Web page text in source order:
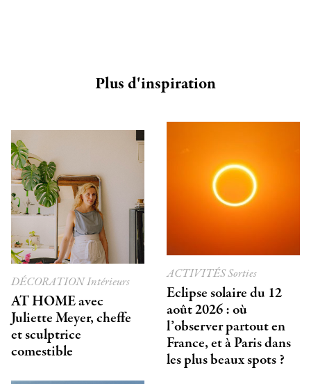
Plus d'inspiration
DÉCORATIONIntérieurs
AT HOME avec
Juliette Meyer, cheffe
et sculptrice
comestible
ACTIVITÉSSorties
Eclipse solaire du 12
août 2026 : où
l’observer partout en
France, et à Paris dans
les plus beaux spots ?